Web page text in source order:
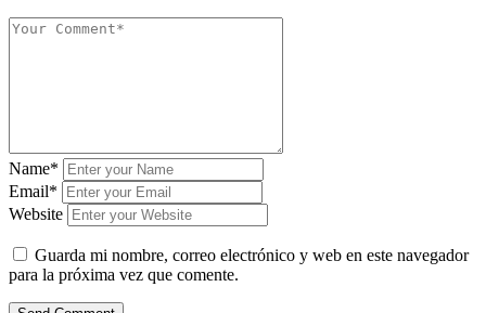
Name*
Email*
Website
Guarda mi nombre, correo electrónico y web en este navegador
para la próxima vez que comente.